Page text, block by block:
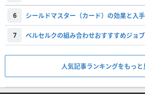
6 シールドマスター（カード）の効果と入
7 ベルセルクの組み合わせおすすすめジョ
人気記事ランキングをもっと